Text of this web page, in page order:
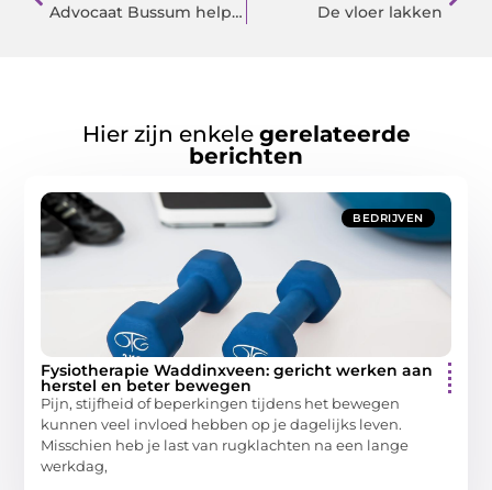
Advocaat Bussum helpt je door het proces heen. De vloer lakken
Hier zijn enkele gerelateerde
berichten
BEDRIJVEN
Fysiotherapie Waddinxveen: gericht werken aan
herstel en beter bewegen
Pijn, stijfheid of beperkingen tijdens het bewegen
kunnen veel invloed hebben op je dagelijks leven.
Misschien heb je last van rugklachten na een lange
werkdag,